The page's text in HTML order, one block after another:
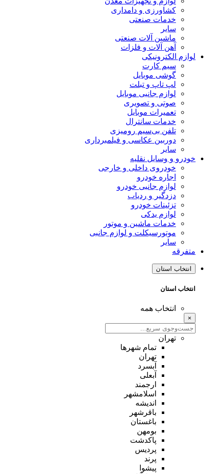
کشاورزی و دامداری
خدمات صنعتی
سایر
ماشین آلات صنعتی
آهن آلات و فلزات
لوازم الکترونیکی
سیم کارت
گوشی موبایل
لپ تاپ و تبلت
لوازم جانبی موبایل
صوتی و تصویری
تعمیرات موبایل
خدمات سانترال
تلفن بی‌سیم رومیزی
دوربین عکاسی و فیلمبرداری
سایر
خودرو و وسایل نقلیه
خودروی داخلی و خارجی
اجاره خودرو
لوازم جانبی خودرو
دزدگیر و ردیاب
تزئینات خودرو
لوازم یدکی
خدمات ماشین و موتور
موتورسیکلت و لوازم جانبی
سایر
متفرقه
انتخاب استان
انتخاب استان
انتخاب همه
×
تهران
تمام شهر‌ها
تهران
آبسرد
آبعلی
ارجمند
اسلامشهر
اندیشه
باقرشهر
باغستان
بومهن
پاکدشت
پردیس
پرند
پیشوا